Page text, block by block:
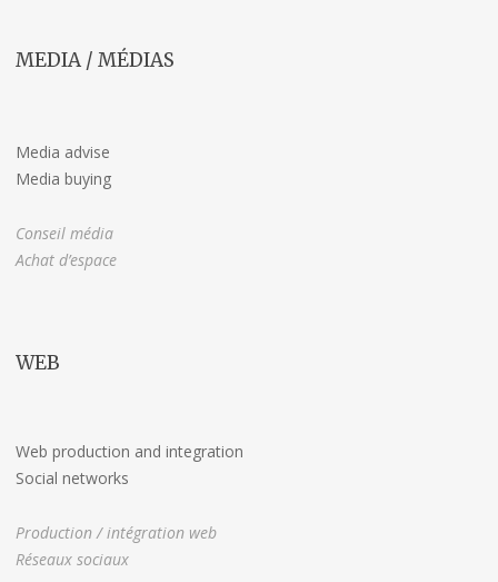
MEDIA / MÉDIAS
Media advise
Media buying
Conseil média
Achat d’espace
WEB
Web production and integration
Social networks
Production / intégration web
Réseaux sociaux